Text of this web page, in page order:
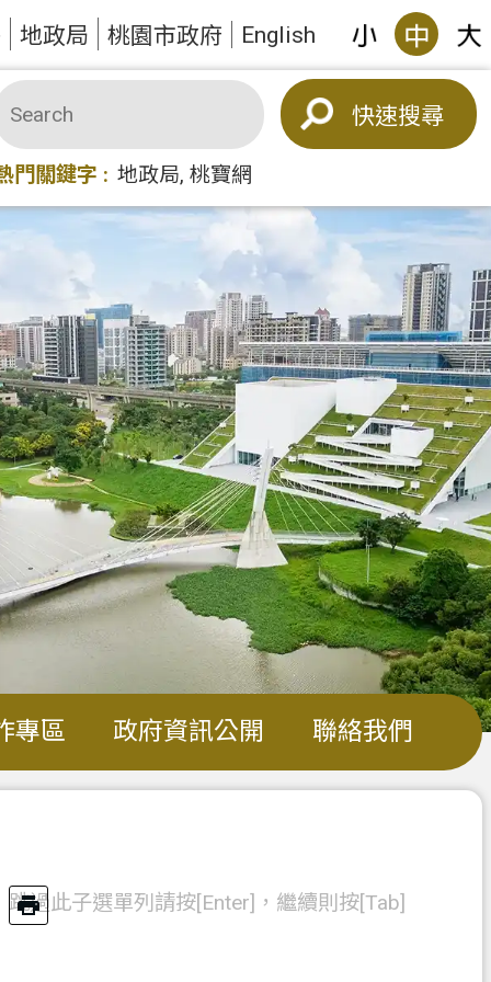
地政局 桃園市政府 English
搜尋
門關鍵字 地政局 桃寶網
專區 政府資訊公開 聯絡我們
跳過此子選單列請按[Enter]，繼續則按[Tab]